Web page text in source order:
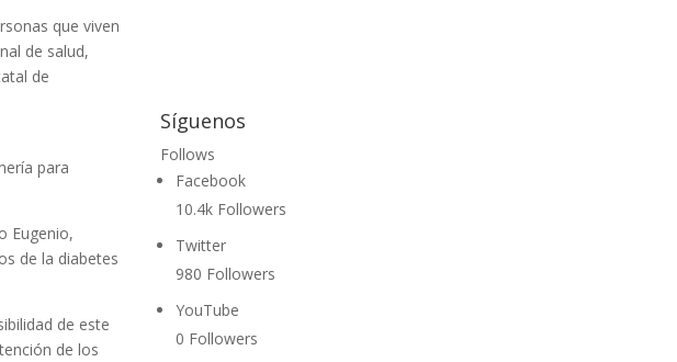
que viven
de salud,
de
para
Eugenio,
de la diabetes
de este
de los
Síguenos
Follows
Facebook
10.4k Followers
Twitter
980 Followers
YouTube
0 Followers